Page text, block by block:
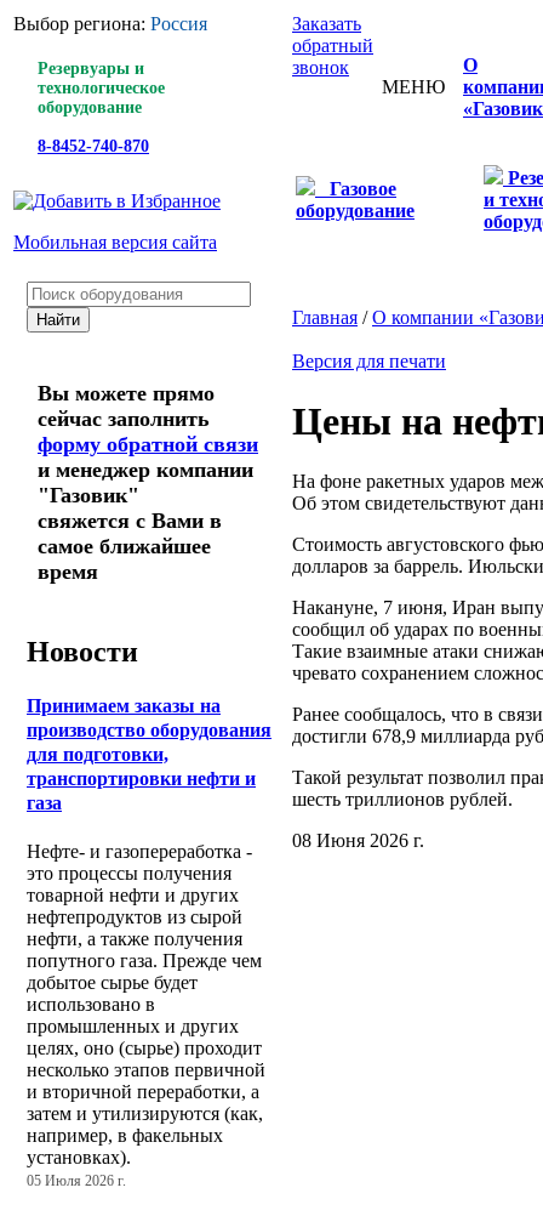
Выбор региона: Россия
Резервуары и
технологическое
оборудование
8-8452-740-870
Мобильная версия сайта
Заказать
обратный
звонок
МЕНЮ
О
Газовое
оборудование
и
Вы можете прямо
сейчас заполнить
форму обратной связи
и менеджер компании
"Газовик"
свяжется с Вами в
самое ближайшее
время
Новости
Принимаем заказы на
производство оборудования
для подготовки,
транспортировки нефти и
газа
Нефте- и газопереработка -
это процессы получения
товарной нефти и других
нефтепродуктов из сырой
нефти, а также получения
попутного газа. Прежде чем
добытое сырье будет
использовано в
промышленных и других
целях, оно (сырье) проходит
несколько этапов первичной
и вторичной переработки, а
затем и утилизируются (как,
например, в факельных
установках).
05 Июля 2026 г.
Главная /О компании
Версия для печати
Цены на
На фоне ракетных ударов
Об этом свидетельствуют
Стоимость августовского
долларов за баррель.
Накануне, 7 июня, Иран
сообщил об ударах по
Такие взаимные атаки
чревато сохранением
Ранее сообщалось, что в
достигли 678,9 миллиарда
Такой результат позволил
шесть триллионов рублей.
08 Июня 2026 г.